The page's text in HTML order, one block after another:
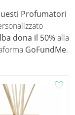
Profumatori
dona il 50%alla
GoFundMe.
favorite